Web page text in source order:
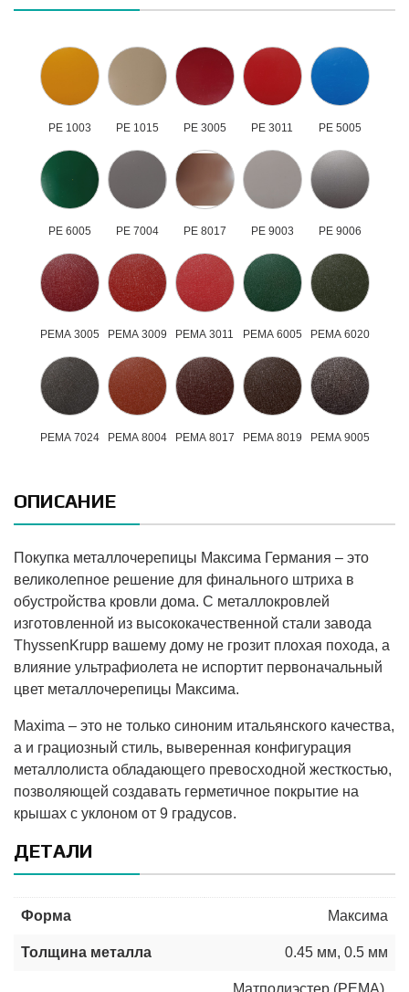
РЕ 1003 РЕ 1015 РЕ 3005 РЕ 3011 РЕ 5005
РЕ 6005 РЕ 7004 РЕ 8017 РЕ 9003 РЕ 9006
РЕМА 3005 РЕМА 3009 РЕМА 3011 РЕМА 6005 РЕМА 6020
РЕМА 7024 РЕМА 8004 РЕМА 8017 РЕМА 8019 РЕМА 9005
ОПИСАНИЕ
Покупка металлочерепицы Максима Германия – это
великолепное решение для финального штриха в
обустройства кровли дома. С металлокровлей
изготовленной из высококачественной стали завода
ThyssenKrupp вашему дому не грозит плохая похода, а
влияние ультрафиолета не испортит первоначальный
цвет металлочерепицы Максима.
Maxima – это не только синоним итальянского качества,
а и грациозный стиль, выверенная конфигурация
металлолиста обладающего превосходной жесткостью,
позволяющей создавать герметичное покрытие на
крышах с уклоном от 9 градусов.
ДЕТАЛИ
Форма Максима
Толщина металла 0.45 мм, 0.5 мм